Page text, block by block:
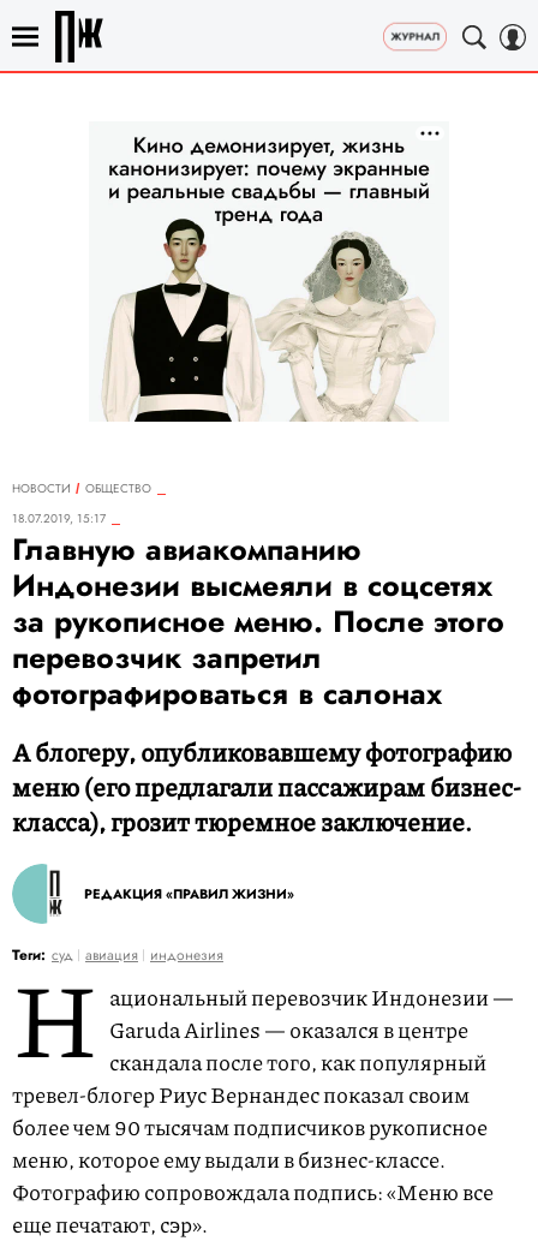
НОВОСТИ
ОБЩЕСТВО
18.07.2019, 15:17
Главную авиакомпанию
Индонезии высмеяли в соцсетях
за рукописное меню. После этого
перевозчик запретил
фотографироваться в салонах
А блогеру, опубликовавшему фотографию
меню (его предлагали пассажирам бизнес-
класса), грозит тюремное заключение.
РЕДАКЦИЯ «ПРАВИЛ ЖИЗНИ»
Теги: суд авиация индонезия
Н ациональный перевозчик Индонезии —
Garuda Airlines — оказался в центре
скандала после того, как популярный
тревел-блогер Риус Вернандес показал своим
более чем 90 тысячам подписчиков рукописное
меню, которое ему выдали в бизнес-классе.
Фотографию сопровождала подпись: «Меню все
еще печатают, сэр».